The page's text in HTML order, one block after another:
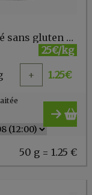
Basilic séché sans gluten vrac
25€/kg
+ 1.25€
50 g = 1.25 €